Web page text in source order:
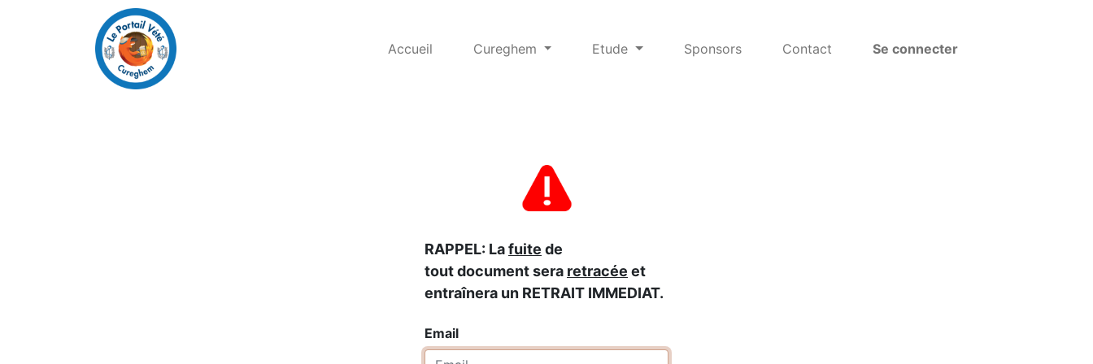
Accueil Cureghem Etude Sponsors Contact Se connecter
RAPPEL: Lafuite de
tout document sera retracée et
entraînera un RETRAIT IMMEDIAT.
Email